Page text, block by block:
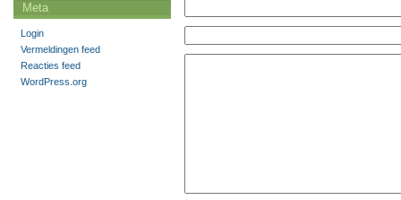
Meta
Login
Vermeldingen feed
Reacties feed
WordPress.org